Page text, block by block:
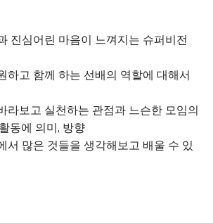
진심어린 마음이 느껴지는 슈퍼비전
하고 함께 하는 선배의 역할에 대해서
라보고 실천하는 관점과 느슨한 모임의
동에 의미, 방향
서 많은 것들을 생각해보고 배울 수 있